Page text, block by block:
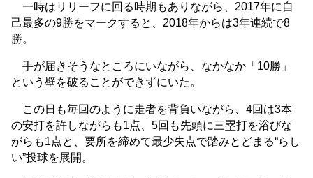
一時はリリーフに回る時期もありながら、2017年に自
己最多の9勝をマークすると、2018年からは3年連続で8
勝。
手が届きそうなところにいながら、なかなか「10勝」
という壁を破ることができずにいた。
この日も毎回のように走者を背負いながら、4回は3本
の安打を許しながらも1点、5回も先頭に三塁打を浴びな
がらも1点と、要所を締めて最少失点で踏みとどまる“らし
い”投球を展開。